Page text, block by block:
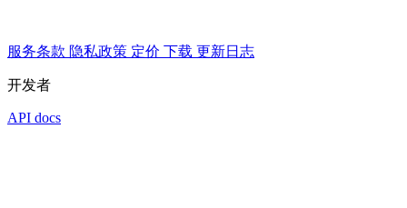
服务条款 隐私政策 定价 下载 更新日志
开发者
API docs